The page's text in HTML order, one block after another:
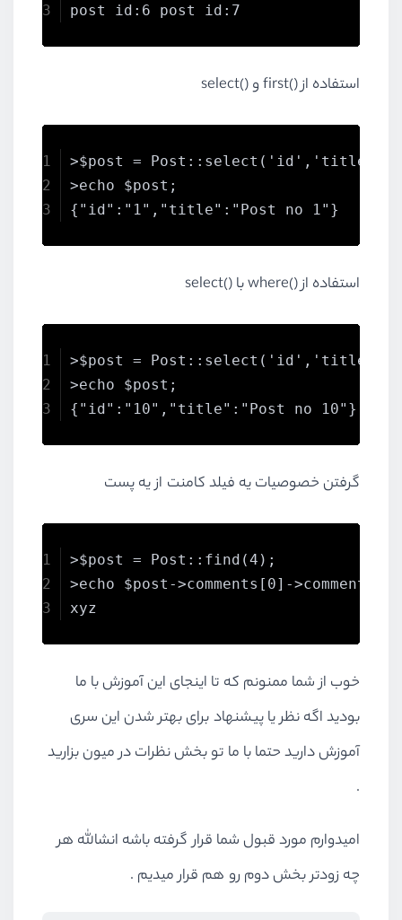
post id:6 post id:7
استفاده ازselect() و first()
>$post =
>echo $post;
{"id":"1","title":"Post no 1"}
استفاده ازwhere()باselect()
>$post = Post::select('id','title')-
>echo $post;
{"id":"10","title":"Post no 10"}
گرفتن خصوصیات یه فیلد کامنت از یه پست
>$post = Post::find(4);
>echo $post->comments[0]->commenter;
xyz
خوب از شما ممنونم که تا اینجای این آموزش با ما
بودید اگه نظر یا پیشنهاد برای بهتر شدن این سری
آموزش دارید حتما با ما تو بخش نظرات در میون بزارید
.
امیدوارم مورد قبول شما قرار گرفته باشه انشالله هر
چه زودتر بخش دوم رو هم قرار میدیم .